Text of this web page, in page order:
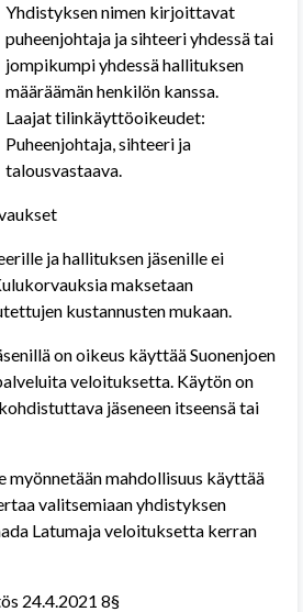
Yhdistyksen nimen kirjoittavat
puheenjohtaja ja sihteeri yhdessä tai
jompikumpi yhdessä hallituksen
määräämän henkilön kanssa.
Laajat tilinkäyttöoikeudet:
Puheenjohtaja, sihteeri ja
talousvastaava.
ja hallituksen jäsenille ei
maksetaan
kustannusten mukaan.
on oikeus käyttää Suonenjoen
veloituksetta. Käytön on
jäseneen itseensä tai
myönnetään mahdollisuus käyttää
valitsemiaan yhdistyksen
Latumaja veloituksetta kerran
24.4.2021 8§